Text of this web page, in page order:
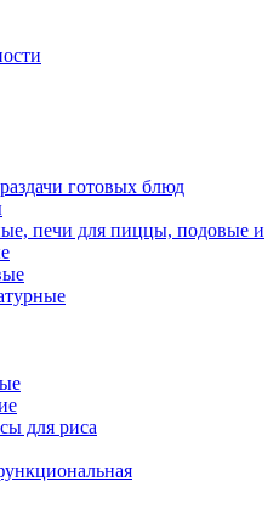
готовых блюд
печи для пиццы, подовые и
для риса